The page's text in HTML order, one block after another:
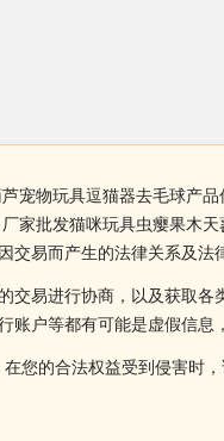
宠物玩具逗猫器去毛球产
家批发猫咪玩具虫瘿果木
易而产生的法律关系及法
易进行协商，以及获取
户等都有可能是虚假信息
您的合法权益受到侵害时